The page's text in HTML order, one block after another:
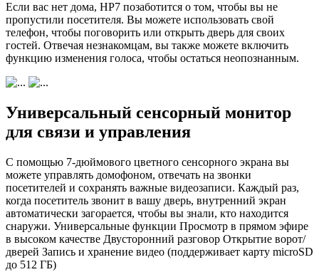
Если вас нет дома, HP7 позаботится о том, чтобы вы не
пропустили посетителя. Вы можете использовать свой
телефон, чтобы поговорить или открыть дверь для своих
гостей. Отвечая незнакомцам, вы также можете включить
функцию изменения голоса, чтобы остаться неопознанным.
Универсальный сенсорный монитор
для связи и управления
С помощью 7-дюймового цветного сенсорного экрана вы
можете управлять домофоном, отвечать на звонки
посетителей и сохранять важные видеозаписи. Каждый раз,
когда посетитель звонит в вашу дверь, внутренний экран
автоматически загорается, чтобы вы знали, кто находится
снаружи. Универсальные функции Просмотр в прямом эфире
в высоком качестве Двусторонний разговор Открытие ворот/
дверей Запись и хранение видео (поддерживает карту microSD
до 512 ГБ)